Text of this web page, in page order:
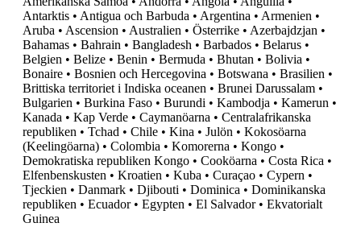
Antarktis • Antigua och Barbuda • Argentina • Armenien •
Aruba • Ascension • Australien • Österrike • Azerbajdzjan •
Bahamas • Bahrain • Bangladesh • Barbados • Belarus •
Belgien • Belize • Benin • Bermuda • Bhutan • Bolivia •
Bonaire • Bosnien och Hercegovina • Botswana • Brasilien •
Brittiska territoriet i Indiska oceanen • Brunei Darussalam •
Bulgarien • Burkina Faso • Burundi • Kambodja • Kamerun •
Kanada • Kap Verde • Caymanöarna • Centralafrikanska
republiken • Tchad • Chile • Kina • Julön • Kokosöarna
(Keelingöarna) • Colombia • Komorerna • Kongo •
Demokratiska republiken Kongo • Cooköarna • Costa Rica •
Elfenbenskusten • Kroatien • Kuba • Curaçao • Cypern •
Tjeckien • Danmark • Djibouti • Dominica • Dominikanska
republiken • Ecuador • Egypten • El Salvador • Ekvatorialt
Guinea